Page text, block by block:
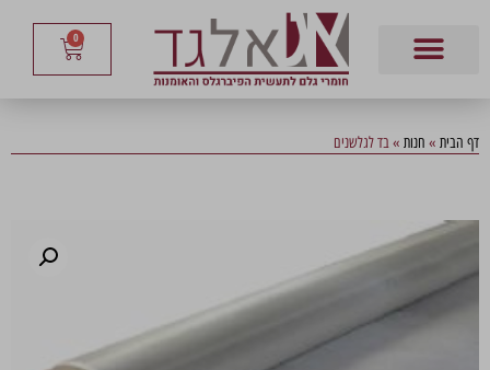
0
דף הבית » חנות » בד לגלשנים